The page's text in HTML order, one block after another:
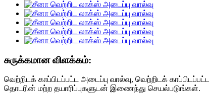
சுருக்கமான விளக்கம்:
வெற்றிடக் காப்பிடப்பட்ட அடைப்பு வால்வு, வெற்றிடக்
தொடரின் மற்ற தயாரிப்புகளுடன் இணைந்து செயல்படுங்கள்.